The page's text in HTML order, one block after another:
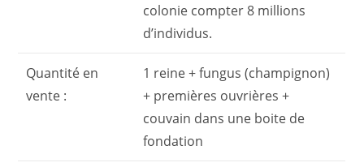
colonie compter 8 millions
d’individus.
Quantité en
vente :
1 reine + fungus (champignon)
+ premières ouvrières +
couvain dans une boite de
fondation